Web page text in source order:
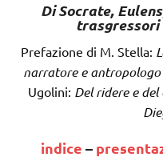
Di Socrate,
trasgressori
Prefazione di M. Stella:
narratore e antropologo
Ugolini: Del ridere e del
indice –